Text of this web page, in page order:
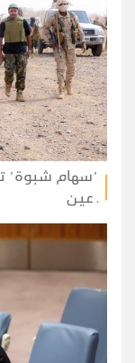
"سهام شبوة"
ـ عين